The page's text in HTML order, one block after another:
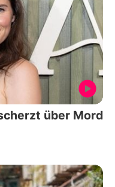
über Mord